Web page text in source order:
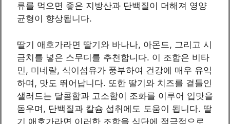
류를 먹으면 좋은 지방산과 단백질이 더해져 영양
균형이 향상됩니다.
딸기 애호가라면 딸기와 바나나, 아몬드, 그리고 시
금치를 넣은 스무디를 추천합니다. 이 조합은 비타
민, 미네랄, 식이섬유가 풍부하여 건강에 매우 유익
하며, 맛도 뛰어납니다. 또한 딸기와 치즈를 곁들인
샐러드는 달콤함과 고소함이 조화를 이루어 입맛을
돋우며, 단백질과 칼슘 섭취에도 도움이 됩니다. 딸
기 애호가라면 이러한 조합을 식단에 적극적으로